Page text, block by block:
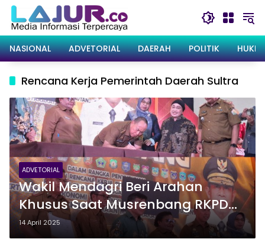
Langsung
konten
NASIONAL
ADVETORIAL DAERAH POLITIK
Rencana Kerja Pemerintah Daerah Sultra
ADVETORIAL
Wakil Mendagri Beri Arahan
Khusus Saat Musrenbang RKPD
Sultra Tahun 2026 di Kota
Baubau
14 April 2025